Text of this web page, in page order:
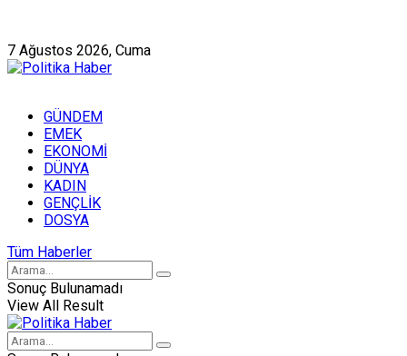
7 Ağustos 2026, Cuma
GÜNDEM
EMEK
EKONOMİ
DÜNYA
KADIN
GENÇLİK
DOSYA
Tüm Haberler
Sonuç Bulunamadı
View All Result